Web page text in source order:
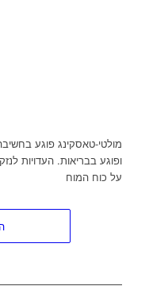
ופוגע בבריאות. העדויות
על כוח המוח